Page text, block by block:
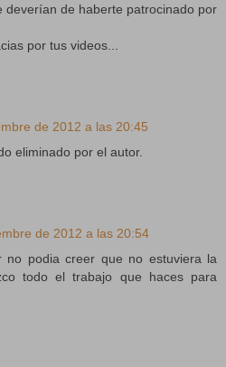
deverían de haberte patrocinado por
por tus videos...
de 2012 a las 20:45
eliminado por el autor.
de 2012 a las 20:54
no podia creer que no estuviera la
todo el trabajo que haces para